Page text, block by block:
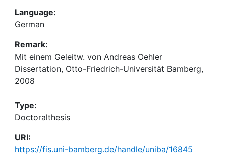
Language:
German
Remark:
Mit einem Geleitw. von Andreas Oehler
Dissertation, Otto-Friedrich-Universität Bamberg,
2008
Type:
Doctoralthesis
URI:
https://fis.uni-bamberg.de/handle/uniba/16845